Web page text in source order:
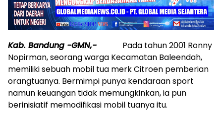
Kab. Bandung -GMN,- Pada tahun 2001 Ronny
Nopirman, seorang warga Kecamatan Baleendah,
memiliki sebuah mobil tua merk Citroen pemberian
orangtuanya. Bermimpi punya kendaraan sport
namun keuangan tidak memungkinkan, ia pun
berinisiatif memodifikasi mobil tuanya itu.